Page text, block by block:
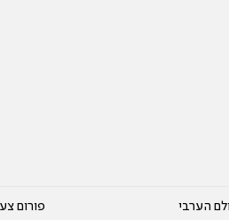
הערבי פורום